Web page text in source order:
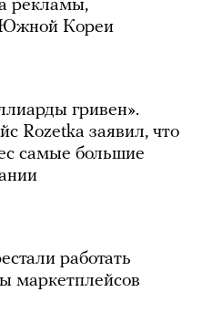
рекламы,
Южной Кореи
гривен».
Rozetka заявил, что
самые большие
работать
маркетплейсов